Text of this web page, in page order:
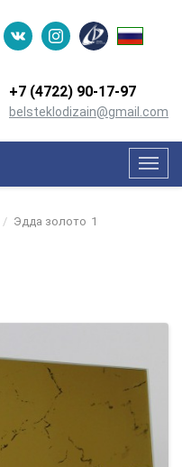
+7 (4722) 90-­17-­97
belsteklodizain@gmail.com
Меню
Эдда золото 1